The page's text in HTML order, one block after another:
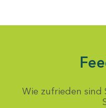
Wie zufrieden sind